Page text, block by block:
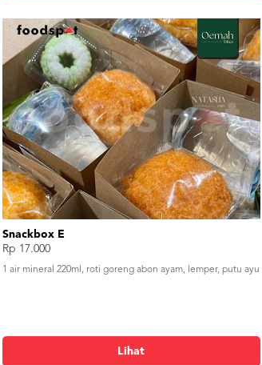
Snackbox E
Rp 17.000
1 air mineral 220ml, roti goreng abon ayam, lemper, putu ayu
Lihat